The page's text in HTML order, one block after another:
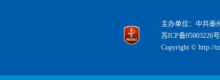
主办单位：中共泰
苏ICP备05003226号
Copyright © http://